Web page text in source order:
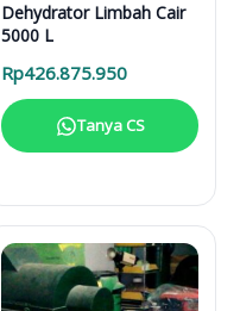
Dehydrator Limbah Cair
5000 L
Rp426.875.950
Tanya CS